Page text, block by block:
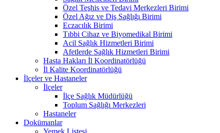
Özel Teşhis ve Tedavi Merkezleri Birimi
Özel Ağız ve Diş Sağlığı Birimi
Eczacılık Birimi
Tıbbi Cihaz ve Biyomedikal Birimi
Acil Sağlık Hizmetleri Birimi
Afetlerde Sağlık Hizmetleri Birimi
Hasta Hakları İl Koordinatörlüğü
İl Kalite Koordinatörlüğü
İlçeler ve Hastaneler
İlçeler
İlçe Sağlık Müdürlüğü
Toplum Sağlığı Merkezleri
Hastaneler
Dokümanlar
Yemek Listesi